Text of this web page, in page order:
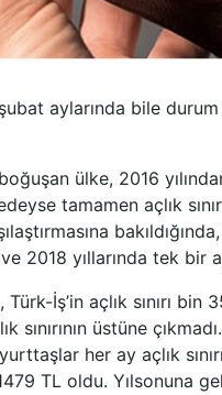
aylarında bile
ülke, 2016
tamamen açlık
2018 yıllarında tek bir
İş’in açlık sınırı
üstüne
her ay açlık
TL oldu. Yılsonuna